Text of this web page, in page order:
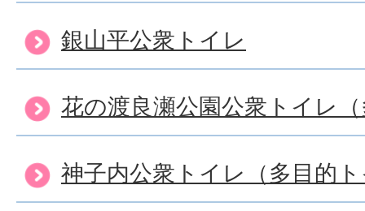
銀山平公衆トイレ
花の渡良瀬公園公衆トイレ
神子内公衆トイレ（多目的